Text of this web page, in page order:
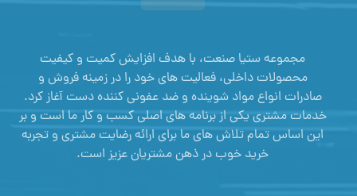
مجموعه ستیا صنعت، با هدف افزایش کمیت و کیفیت
محصولات داخلی، فعالیت های خود را در زمینه فروش و
صادرات انواع مواد شوینده و ضد عفونی کننده دست آغاز کرد.
خدمات مشتری یکی از برنامه های اصلی کسب و کار ما است و بر
این اساس تمام تلاش های ما برای ارائه رضایت مشتری و تجربه
خرید خوب در ذهن مشتریان عزیز است.